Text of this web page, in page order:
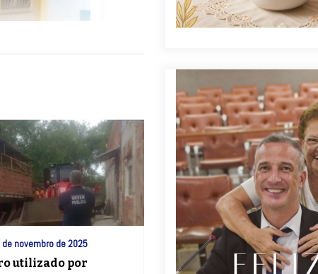
novembro de 2025
utilizado por